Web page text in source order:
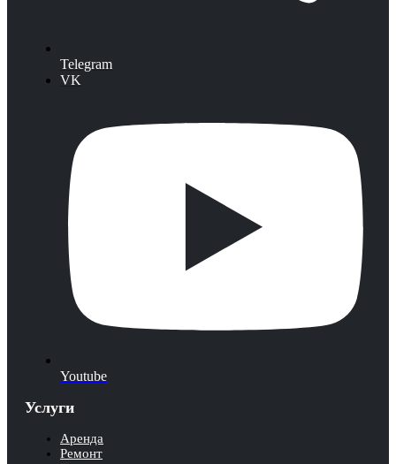
Telegram
VK
Youtube
Услуги
Аренда
Ремонт